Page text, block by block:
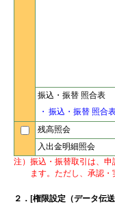
振込・振替 照合表
・ 振込・振替 照合
残高照会
入出金明細照会
注） 振込・振替取引は、
ます。ただし、承認
２．[権限設定（データ伝